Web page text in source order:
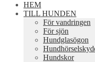
HEM
TILL HUNDEN
För vandringen
För sjön
Hundglasögon
Hundskor